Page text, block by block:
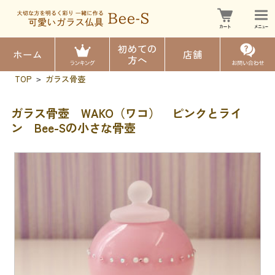
ホーム
初めての
方へ
店舗
TOP > ガラス骨壺
ガラス骨壺 WAKO（ワコ） ピンクとライ
ン Bee-Sの小さな骨壺